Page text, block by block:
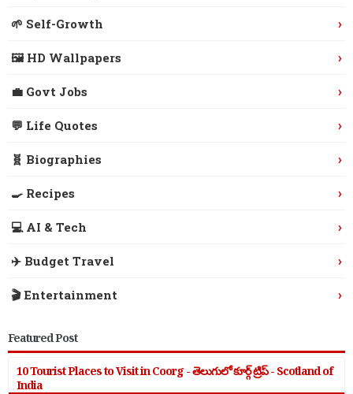
🌱 Self-Growth ›
🖼️ HD Wallpapers ›
💼 Govt Jobs ›
💬 Life Quotes ›
🧬 Biographies ›
🍳 Recipes ›
💻 AI & Tech ›
✈️ Budget Travel ›
🎬 Entertainment ›
Featured Post
10 Tourist Places to Visit in Coorg - తెలుగులో కూర్గ్ ట్రిప్ - Scotland of
India